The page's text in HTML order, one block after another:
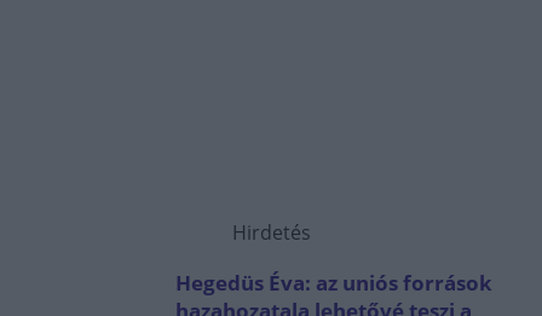
Hirdetés
Hegedüs Éva: az uniós források